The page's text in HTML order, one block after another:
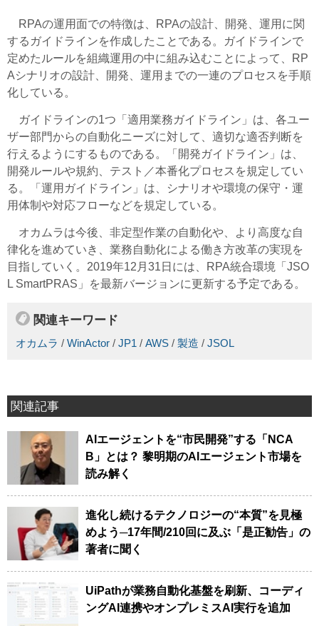
RPAの運用面での特徴は、RPAの設計、開発、運用に関
するガイドラインを作成したことである。ガイドラインで
定めたルールを組織運用の中に組み込むことによって、RP
Aシナリオの設計、開発、運用までの一連のプロセスを手順
化している。
ガイドラインの1つ「適用業務ガイドライン」は、各ユー
ザー部門からの自動化ニーズに対して、適切な適否判断を
行えるようにするものである。「開発ガイドライン」は、
開発ルールや規約、テスト／本番化プロセスを規定してい
る。「運用ガイドライン」は、シナリオや環境の保守・運
用体制や対応フローなどを規定している。
オカムラは今後、非定型作業の自動化や、より高度な自
律化を進めていき、業務自動化による働き方改革の実現を
目指していく。2019年12月31日には、RPA統合環境「JSO
L SmartPRAS」を最新バージョンに更新する予定である。
関連キーワード
オカムラ / WinActor / JP1 / AWS / 製造 / JSOL
関連記事
AIエージェントを“市民開発”する「NCA
B」とは？ 黎明期のAIエージェント市場を
読み解く
進化し続けるテクノロジーの“本質”を見極
めよう─17年間/210回に及ぶ「是正勧告」の
著者に聞く
UiPathが業務自動化基盤を刷新、コーディ
ングAI連携やオンプレミスAI実行を追加